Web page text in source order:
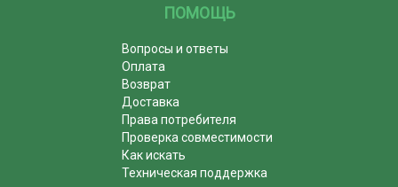
ПОМОЩЬ
Вопросы и ответы
Оплата
Возврат
Доставка
Права потребителя
Проверка совместимости
Как искать
Техническая поддержка